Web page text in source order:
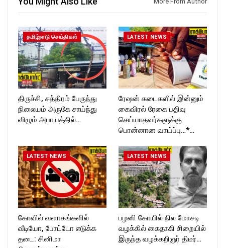
தமிழ்நாடு செய்திகள்
திருச்சி, சத்திரம் பேருந்து
நிலையம் அருகே சாய்ந்து
விழும் அபாயத்தில்…
LATEST NEWS
ரேஷன் கடைகளில் இன்னும்
கைவிரல் ரேகை பதிவு
செய்யாதவர்களுக்கு
பொன்னான வாய்ப்பு…*…
LATEST NEWS
கோவில் வளாகங்களில்
வீடியோ, போட்டோ எடுக்க
தடை: சினிமா
LATEST NEWS
பழனி கோயில் நில மோசடி
வழக்கில் கைதாகி சிறையில்
இருந்த வழக்கறிஞர் திடீர்…